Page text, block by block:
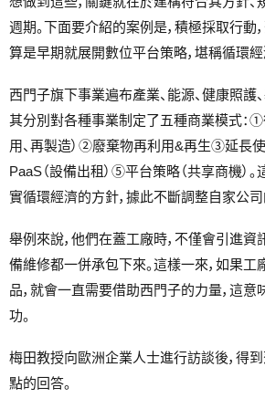
週期。下面要介紹的案例是，積極採取行動
算是早期就展開數位平台策略，堪稱循環經
西門子旗下事業遍布產業、能源、健康照護
其分別對各種事業制定了五種商業模式：①
用、再製造）②廢棄物再利用&再生③延長
PaaS（設備出租）⑤平台策略（共享商機）
實循環經濟的方針，據此不斷調整自家公司
舉例來說，他們在蓋工廠時，不僅會引進資
備維修都一併承包下來。這樣一來，如果
品，就會一直需要借助西門子的力量，這
功。
梅田教授向歐洲企業人士進行訪談後，得
點的回答。